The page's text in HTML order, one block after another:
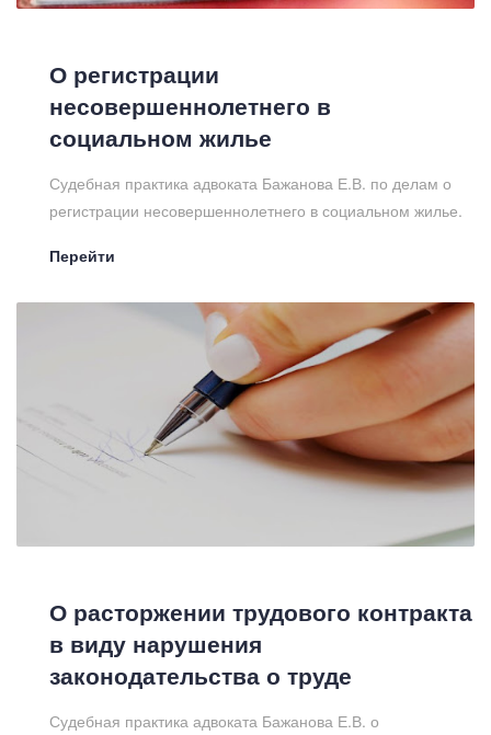
О регистрации
несовершеннолетнего в
социальном жилье
Судебная практика адвоката Бажанова Е.В. по делам о
регистрации несовершеннолетнего в социальном жилье.
Перейти
О расторжении трудового контракта
в виду нарушения
законодательства о труде
Судебная практика адвоката Бажанова Е.В. о